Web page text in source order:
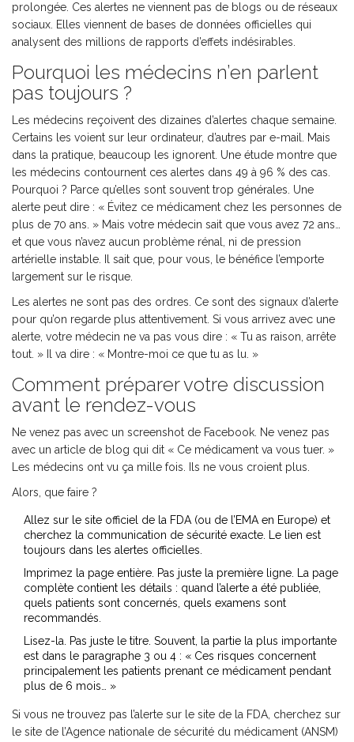
prolongée. Ces alertes ne viennent pas de blogs ou de réseaux
sociaux. Elles viennent de bases de données officielles qui
analysent des millions de rapports d’effets indésirables.
Pourquoi les médecins n’en parlent
pas toujours ?
Les médecins reçoivent des dizaines d’alertes chaque semaine.
Certains les voient sur leur ordinateur, d’autres par e-mail. Mais
dans la pratique, beaucoup les ignorent. Une étude montre que
les médecins contournent ces alertes dans 49 à 96 % des cas.
Pourquoi ? Parce qu’elles sont souvent trop générales. Une
alerte peut dire : « Évitez ce médicament chez les personnes de
plus de 70 ans. » Mais votre médecin sait que vous avez 72 ans…
et que vous n’avez aucun problème rénal, ni de pression
artérielle instable. Il sait que, pour vous, le bénéfice l’emporte
largement sur le risque.
Les alertes ne sont pas des ordres. Ce sont des signaux d’alerte
pour qu’on regarde plus attentivement. Si vous arrivez avec une
alerte, votre médecin ne va pas vous dire : « Tu as raison, arrête
tout. » Il va dire : « Montre-moi ce que tu as lu. »
Comment préparer votre discussion
avant le rendez-vous
Ne venez pas avec un screenshot de Facebook. Ne venez pas
avec un article de blog qui dit « Ce médicament va vous tuer. »
Les médecins ont vu ça mille fois. Ils ne vous croient plus.
Alors, que faire ?
Allez sur le site officiel de la FDA (ou de l’EMA en Europe) et
cherchez la communication de sécurité exacte. Le lien est
toujours dans les alertes officielles.
Imprimez la page entière. Pas juste la première ligne. La page
complète contient les détails : quand l’alerte a été publiée,
quels patients sont concernés, quels examens sont
recommandés.
Lisez-la. Pas juste le titre. Souvent, la partie la plus importante
est dans le paragraphe 3 ou 4 : « Ces risques concernent
principalement les patients prenant ce médicament pendant
plus de 6 mois… »
Si vous ne trouvez pas l’alerte sur le site de la FDA, cherchez sur
le site de l’Agence nationale de sécurité du médicament (ANSM)